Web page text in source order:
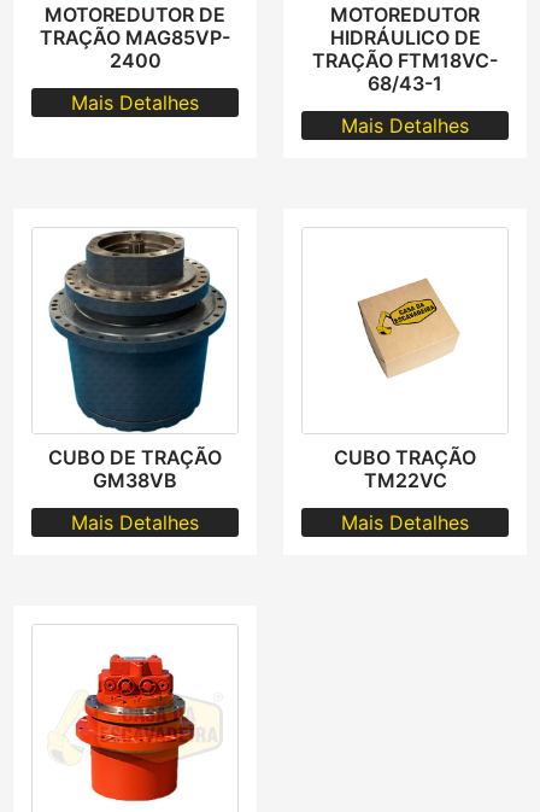
MOTOREDUTOR DE
TRAÇÃO MAG85VP-
2400
Mais Detalhes
MOTOREDUTOR
HIDRÁULICO DE
TRAÇÃO FTM18VC-
68/43-1
Mais Detalhes
CUBO DE TRAÇÃO
GM38VB
Mais Detalhes
CUBO TRAÇÃO
TM22VC
Mais Detalhes